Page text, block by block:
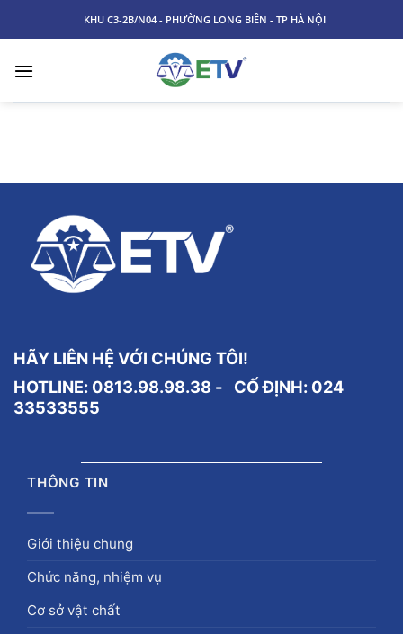
KHU C3-2B/N04 - PHƯỜNG LONG BIÊN - TP HÀ NỘI
HÃY LIÊN HỆ VỚI CHÚNG TÔI!
HOTLINE: 0813.98.98.38 - CỐ ĐỊNH: 024
33533555
THÔNG TIN
Giới thiệu chung
Chức năng, nhiệm vụ
Cơ sở vật chất